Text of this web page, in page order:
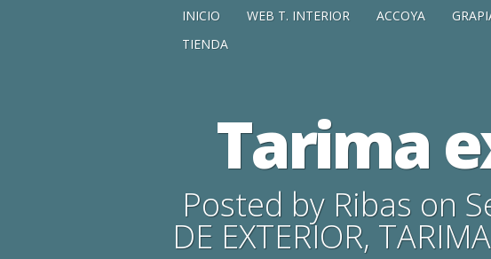
INICIO WEB T. INTERIOR ACCOYA
TIENDA
Tarima
Posted by Ribas on
DE EXTERIOR,